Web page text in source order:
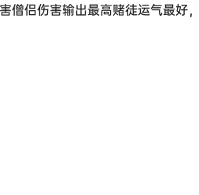
僧侣伤害输出最高赌徒运气最好